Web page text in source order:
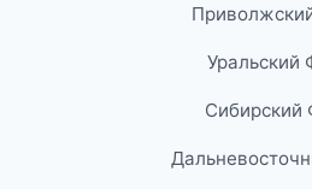
Уральский
Сибирский